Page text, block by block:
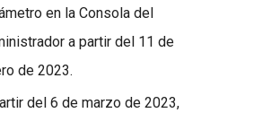
en la Consola del
a partir del 11 de
de 2023.
del 6 de marzo de 2023,